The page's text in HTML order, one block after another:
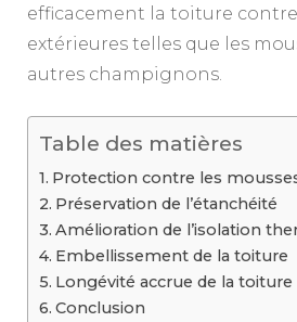
efficacement la toiture
extérieures telles que les
autres champignons.
Table des matières
Protection contre les
Préservation de l’étanchéité
Amélioration de l’isolation
Embellissement de la toiture
Longévité accrue de la toiture
Conclusion